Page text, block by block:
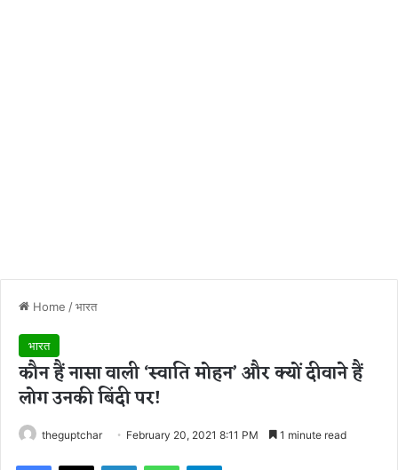
Home /भारत
भारत
कौन हैं नासा वाली ‘स्वाति मोहन’ और क्यों दीवाने हैं
लोग उनकी बिंदी पर!
theguptchar February 20, 2021 8:11 PM 1 minute read